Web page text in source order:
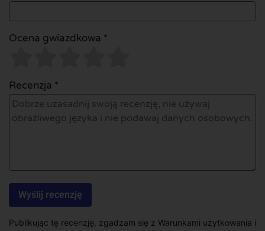
Ocena gwiazdkowa *
Recenzja *
Publikując tę recenzję, zgadzam się z Warunkami użytkowania i